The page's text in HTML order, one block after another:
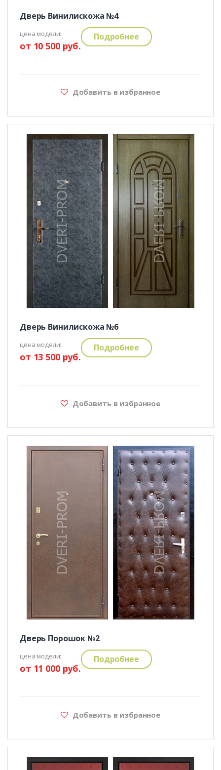
Дверь Винилискожа №4
цена модели:
от 10 500 руб.
Подробнее
Добавить в избранное
Дверь Винилискожа №6
цена модели:
от 13 500 руб.
Подробнее
Добавить в избранное
Дверь Порошок №2
цена модели:
от 11 000 руб.
Подробнее
Добавить в избранное